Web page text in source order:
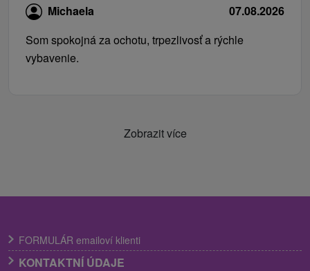
Michaela
07.08.2026
Som spokojná za ochotu, trpezlivosť a rýchle
vybavenie.
Zobrazit více
FORMULÁR emailoví klienti
KONTAKTNÍ ÚDAJE